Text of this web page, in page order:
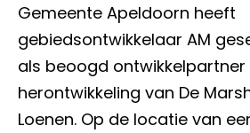
Gemeente Apeldoorn heeft
gebiedsontwikkelaar AM
als beoogd
herontwikkeling van De
Loenen. Op de locatie van